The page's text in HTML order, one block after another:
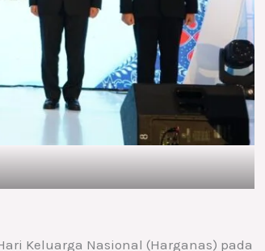
Keluarga Nasional (Harganas) pada